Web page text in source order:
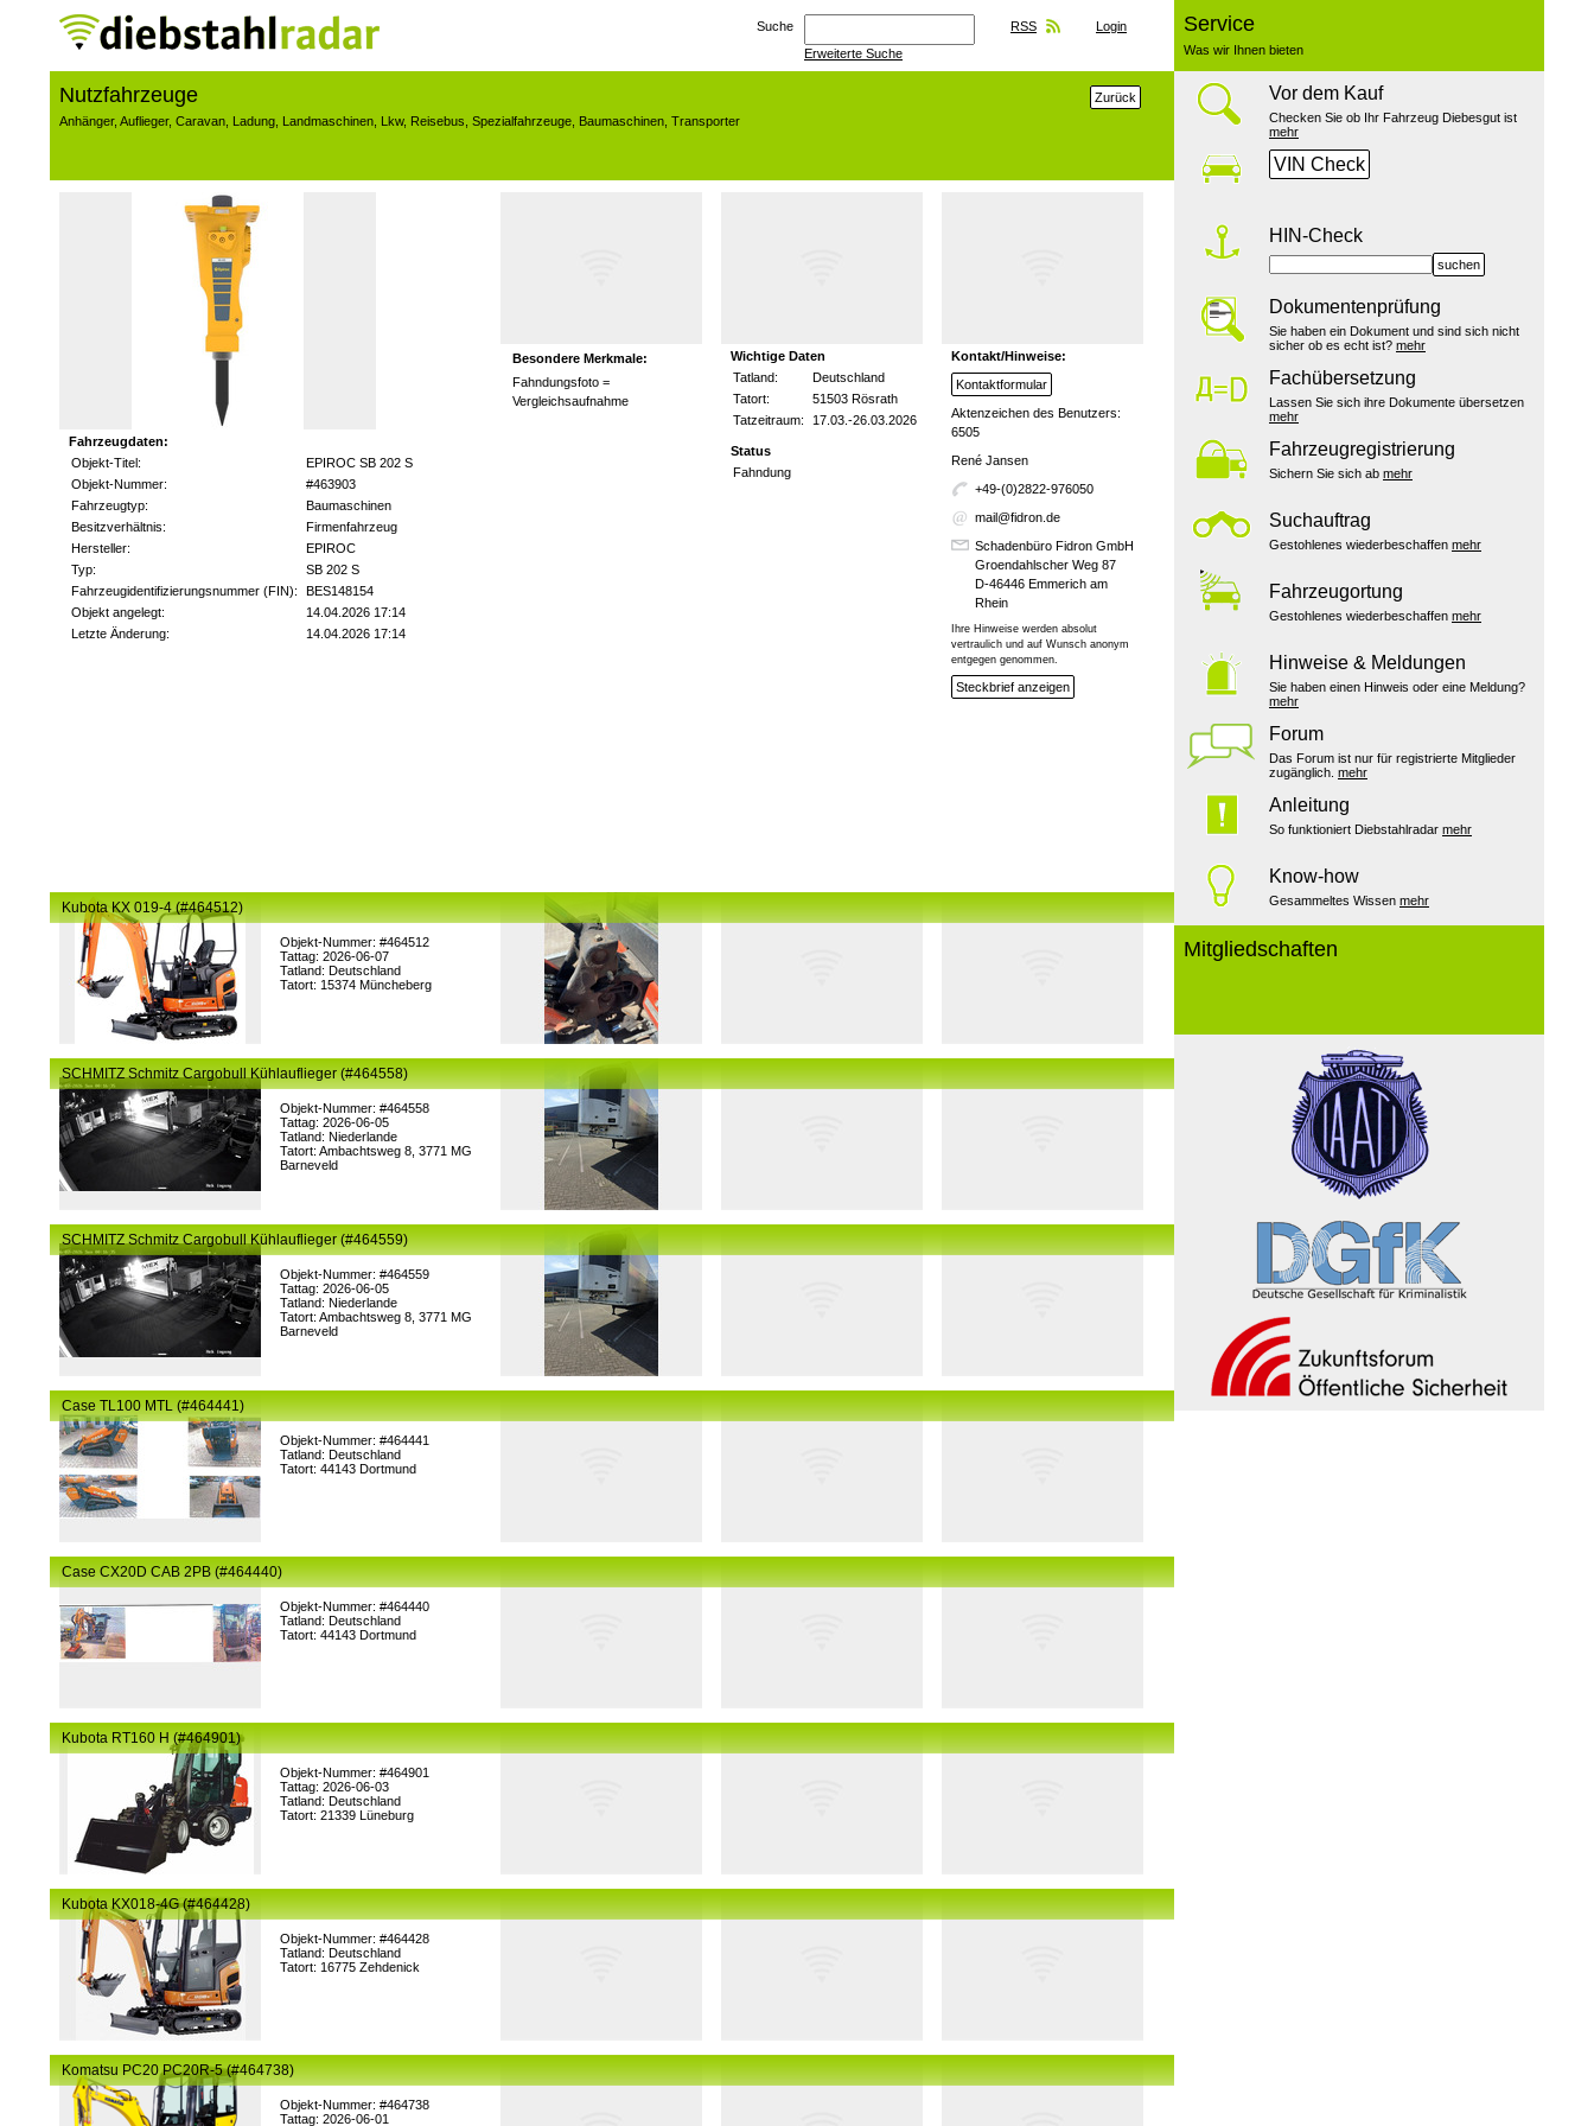
Service
Was wir Ihnen bieten
Vor dem Kauf
Checken Sie ob Ihr Fahrzeug Diebesgut ist
mehr
VIN Check
HIN-Check
suchen
Dokumentenprüfung
Sie haben ein Dokument und sind sich nicht
sicher ob es echt ist? mehr
Fachübersetzung
Lassen Sie sich ihre Dokumente übersetzen
mehr
Fahrzeugregistrierung
Sichern Sie sich ab mehr
Suchauftrag
Gestohlenes wiederbeschaffen mehr
Fahrzeugortung
Gestohlenes wiederbeschaffen mehr
Hinweise & Meldungen
Sie haben einen Hinweis oder eine Meldung?
mehr
Forum
Das Forum ist nur für registrierte Mitglieder
zugänglich. mehr
Anleitung
So funktioniert Diebstahlradar mehr
Know-how
Gesammeltes Wissen mehr
Mitgliedschaften
Suche
Erweiterte Suche
RSS Login
Nutzfahrzeuge
Zurück
Anhänger, Auflieger, Caravan Ladung Landmaschinen Lkw, Reisebus Spezialfahrzeuge Baumaschinen Transporter
Fahrzeugdaten:
Objekt-Titel:
EPIROC SB 202 S
Objekt-Nummer:
#463903
Fahrzeugtyp:
Baumaschinen
Besitzverhältnis:
Firmenfahrzeug
Hersteller:
EPIROC
Typ:
SB 202 S
Fahrzeugidentifizierungsnummer (FIN):
BES148154
Objekt angelegt:
14.04.2026 17:14
Letzte Änderung:
14.04.2026 17:14
Besondere Merkmale:
Fahndungsfoto =
Vergleichsaufnahme
Wichtige Daten
Tatland:
Deutschland
Tatort:
51503 Rösrath
Tatzeitraum:
17.03.-26.03.2026
Status
Fahndung
Kontakt/Hinweise:
Kontaktformular
Aktenzeichen des Benutzers:
6505
René Jansen
+49-(0)2822-976050
mail@fidron.de
Schadenbüro Fidron GmbH
Groendahlscher Weg 87
D-46446 Emmerich am
Rhein
Ihre Hinweise werden absolut
vertraulich und auf Wunsch anonym
entgegen genommen.
Steckbrief anzeigen
Objekt-Nummer: #464512
Tattag: 2026-06-07
Tatland: Deutschland
Tatort: 15374 Müncheberg
Kubota KX 019-4 (#464512)
Objekt-Nummer: #464558
Tattag: 2026-06-05
Tatland: Niederlande
Tatort: Ambachtsweg 8, 3771 MG
Barneveld
SCHMITZ Schmitz Cargobull Kühlauflieger (#464558)
Objekt-Nummer: #464559
Tattag: 2026-06-05
Tatland: Niederlande
Tatort: Ambachtsweg 8, 3771 MG
Barneveld
SCHMITZ Schmitz Cargobull Kühlauflieger (#464559)
Objekt-Nummer: #464441
Tatland: Deutschland
Tatort: 44143 Dortmund
Case TL100 MTL (#464441)
Objekt-Nummer: #464440
Tatland: Deutschland
Tatort: 44143 Dortmund
Case CX20D CAB 2PB (#464440)
Objekt-Nummer: #464901
Tattag: 2026-06-03
Tatland: Deutschland
Tatort: 21339 Lüneburg
Kubota RT160 H (#464901)
Objekt-Nummer: #464428
Tatland: Deutschland
Tatort: 16775 Zehdenick
Kubota KX018-4G (#464428)
Objekt-Nummer: #464738
Tattag: 2026-06-01
Komatsu PC20 PC20R-5 (#464738)